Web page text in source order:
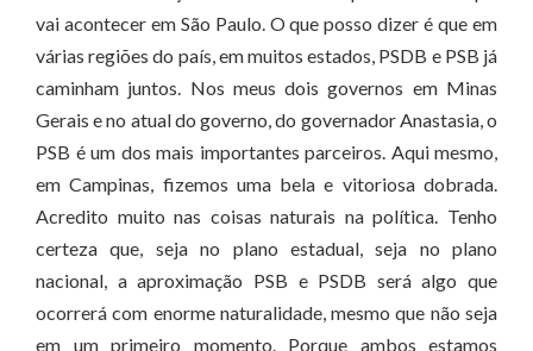
vai acontecer em São Paulo. O que posso dizer é que em
várias regiões do país, em muitos estados, PSDB e PSB já
caminham juntos. Nos meus dois governos em Minas
Gerais e no atual do governo, do governador Anastasia, o
PSB é um dos mais importantes parceiros. Aqui mesmo,
em Campinas, fizemos uma bela e vitoriosa dobrada.
Acredito muito nas coisas naturais na política. Tenho
certeza que, seja no plano estadual, seja no plano
nacional, a aproximação PSB e PSDB será algo que
ocorrerá com enorme naturalidade, mesmo que não seja
em um primeiro momento. Porque ambos estamos